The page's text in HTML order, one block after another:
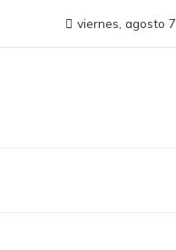
viernes, agosto 7